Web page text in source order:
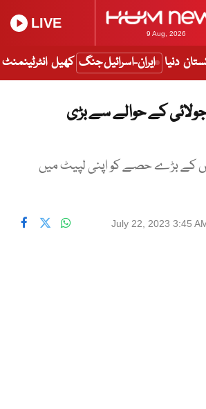
9 Aug, 2026
LIVE
دنیا ایران-اسرائیل جنگ کھیل انٹرٹینمنٹ
کے حوالے سے بڑی
کے بڑے حصے کو اپنی لپیٹ میں
July 22, 2023 3:45